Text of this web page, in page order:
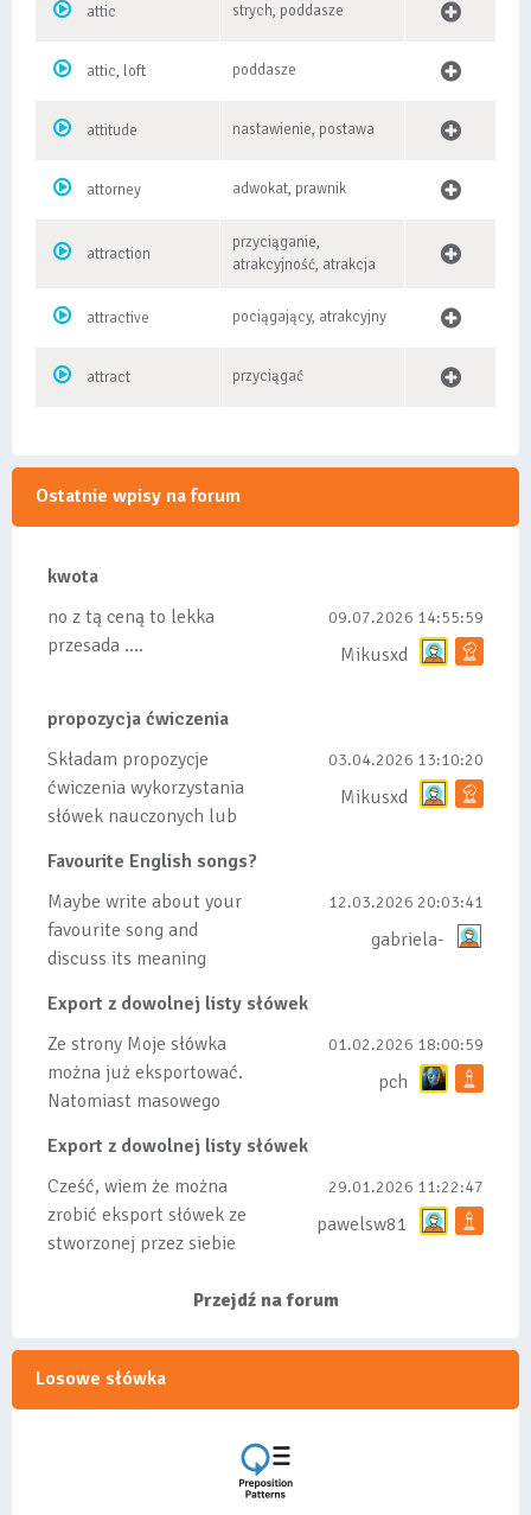
attic strych, poddasze
attic, loft poddasze
attitude nastawienie, postawa
attorney adwokat, prawnik
attraction
przyciąganie,
atrakcyjność, atrakcja
attractive pociągający, atrakcyjny
attract przyciągać
Ostatnie wpisy na forum
kwota
no z tą ceną to lekka
przesada ....
09.07.2026 14:55:59
Mikusxd
propozycja ćwiczenia
Składam propozycje
ćwiczenia wykorzystania
słówek nauczonych lub
tez ze wszys...
03.04.2026 13:10:20
Mikusxd
Favourite English songs?
Maybe write about your
favourite song and
discuss its meaning
12.03.2026 20:03:41
gabriela-
Export z dowolnej listy słówek
Ze strony Moje słówka
można już eksportować.
Natomiast masowego
bo wiąże się...
01.02.2026 18:00:59
pch
Export z dowolnej listy słówek
Cześć, wiem że można
zrobić eksport słówek ze
stworzonej przez siebie
29.01.2026 11:22:47
pawelsw81
Przejdź na forum
Losowe słówka